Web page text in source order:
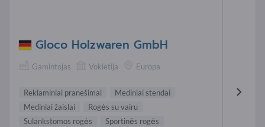
Gloco Holzwaren GmbH
Gamintojas Vokietija Europa
Reklaminiai pranešimai
Mediniai stendai
Mediniai žaislai
Rogės su vairu
Sulankstomos rogės
Sportinės rogės